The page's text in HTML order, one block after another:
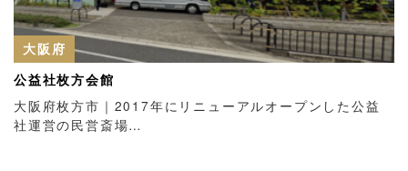
大阪府
公益社枚方会館
大阪府枚方市｜2017年にリニューアルオープンした公益
社運営の民営斎場…